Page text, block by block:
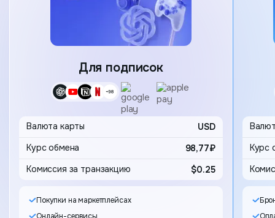
Карта
Для подписок
Валюта карты
USD
98,77₽
Комиссия за транзакцию $0.25
Покупки на маркетплейсах
Онлайн-сервисы